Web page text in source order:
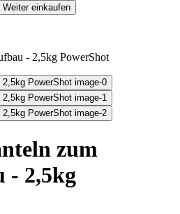
Weiter einkaufen
- 2,5kg PowerShot
zum
- 2,5kg